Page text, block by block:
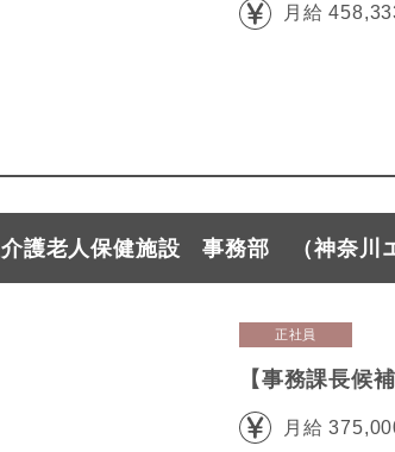
月給
介護老人保健施設 事務部 （神奈川
正社員
【事務課長候
月給